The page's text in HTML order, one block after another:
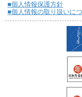
■個人情報保護方針
■個人情報の取り扱いに